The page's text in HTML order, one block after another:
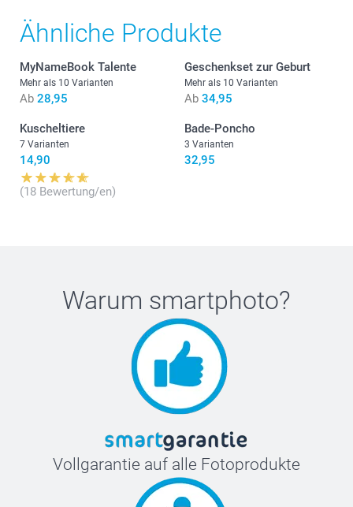
Masse: 12 cm (Höhe) x 6 cm (Durchmesser)
Ähnliche Produkte
MyNameBook Talente
Mehr als 10 Varianten
Ab 28,95
Geschenkset zur Geburt
Mehr als 10 Varianten
Ab 34,95
Kuscheltiere
7 Varianten
14,90
(18 Bewertung/en)
Bade-Poncho
3 Varianten
32,95
Warum smartphoto?
Vollgarantie auf alle Fotoprodukte